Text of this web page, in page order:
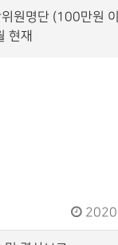
원명단 (100만원
현재